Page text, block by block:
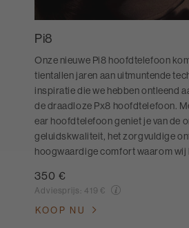
Pi8
Onze nieuwe Pi8 hoofdtelefoon
tientallen jaren aan uitmuntende
inspiratie die we hebben ontleend
de draadloze Px8 hoofdtelefoon.
ear hoofdtelefoon geniet je van de
geluidskwaliteit, het zorgvuldige
hoogwaardige comfort waarom wij
350 €
Adviesprijs: 419 €
KOOP NU